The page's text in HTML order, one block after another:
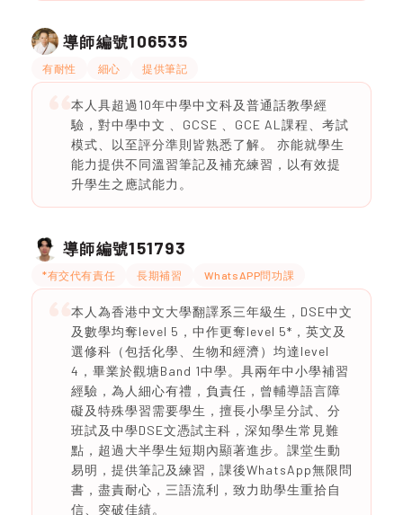
導師編號106535
有耐性 細心 提供筆記
本人具超過10年中學中文科及普通話教學經
驗，對中學中文 、GCSE 、GCE AL課程、考試
模式、以至評分準則皆熟悉了解。 亦能就學生
能力提供不同溫習筆記及補充練習，以有效提
升學生之應試能力。
導師編號151793
*有交代有責任 長期補習 WhatsAPP問功課
本人為香港中文大學翻譯系三年級生，DSE中文
及數學均奪level 5，中作更奪level 5*，英文及
選修科（包括化學、生物和經濟）均達level
4，畢業於觀塘Band 1中學。具兩年中小學補習
經驗，為人細心有禮，負責任，曾輔導語言障
礙及特殊學習需要學生，擅長小學呈分試、分
班試及中學DSE文憑試主科，深知學生常見難
點，超過大半學生短期內顯著進步。課堂生動
易明，提供筆記及練習，課後WhatsApp無限問
書，盡責耐心，三語流利，致力助學生重拾自
信、突破佳績。